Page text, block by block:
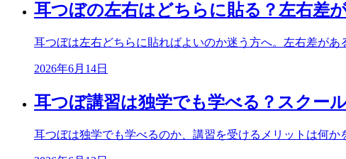
耳つぼの左右はどちらに貼る？左右差
耳つぼは左右どちらに貼ればよいのか迷う方へ。左右差が
2026年6月14日
耳つぼ講習は独学でも学べる？スクー
耳つぼは独学でも学べるのか、講習を受けるメリットは何